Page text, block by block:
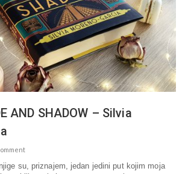
AND SHADOW – Silvia
su, priznajem, jedan jedini put kojim moja